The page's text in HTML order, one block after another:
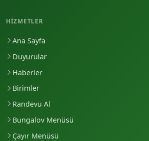
HIZMETLER
Ana Sayfa
Duyurular
Haberler
Birimler
Randevu Al
Bungalov Menüsü
Çayır Menüsü